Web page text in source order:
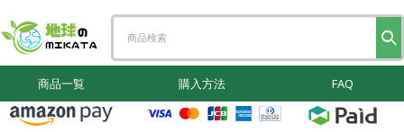
商品一覧 購入方法 FAQ